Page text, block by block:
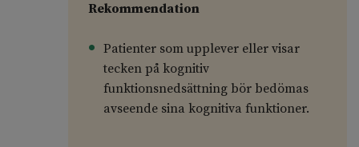
Rekommendation
Patienter som upplever eller visar
tecken på kognitiv
funktionsnedsättning bör bedömas
avseende sina kognitiva funktioner.